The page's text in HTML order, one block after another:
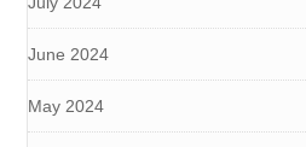
June 2024
May 2024